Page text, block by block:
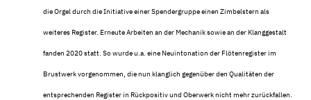
die Orgel durch die Initiative einer Spendergruppe einen Zimbelstern als
weiteres Register. Erneute Arbeiten an der Mechanik sowie an der Klanggestalt
fanden 2020 statt. So wurde u.a. eine Neuintonation der Flötenregister im
Brustwerk vorgenommen, die nun klanglich gegenüber den Qualitäten der
entsprechenden Register in Rückpositiv und Oberwerk nicht mehr zurückfallen.